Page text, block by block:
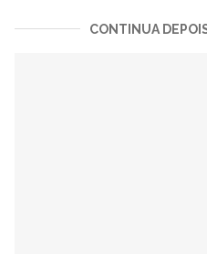
CONTINUA